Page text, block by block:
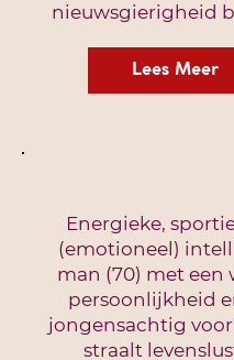
nieuwsgierigheid
Lees Meer
Energieke,
(emotioneel)
man (70) met een
persoonlijkheid
jongensachtig
straalt